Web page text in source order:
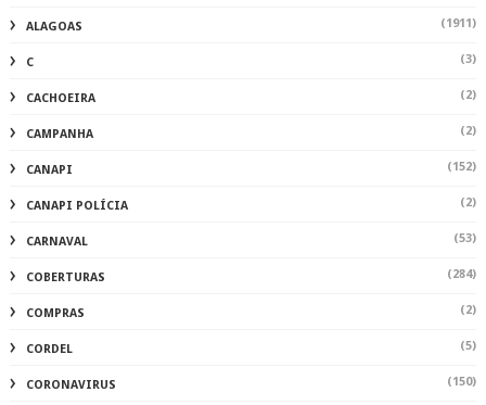
ALAGOAS (1911)
C (3)
CACHOEIRA (2)
CAMPANHA (2)
CANAPI (152)
CANAPI POLÍCIA (2)
CARNAVAL (53)
COBERTURAS (284)
COMPRAS (2)
CORDEL (5)
CORONAVIRUS (150)